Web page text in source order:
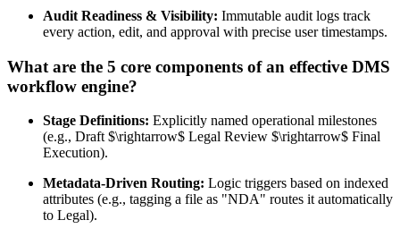
Audit Readiness & Visibility: Immutable audit logs track
every action, edit, and approval with precise user timestamps.
What are the 5 core components of an effective DMS
workflow engine?
Stage Definitions: Explicitly named operational milestones
(e.g., Draft $\rightarrow$ Legal Review $\rightarrow$ Final
Execution).
Metadata-Driven Routing: Logic triggers based on indexed
attributes (e.g., tagging a file as "NDA" routes it automatically
to Legal).